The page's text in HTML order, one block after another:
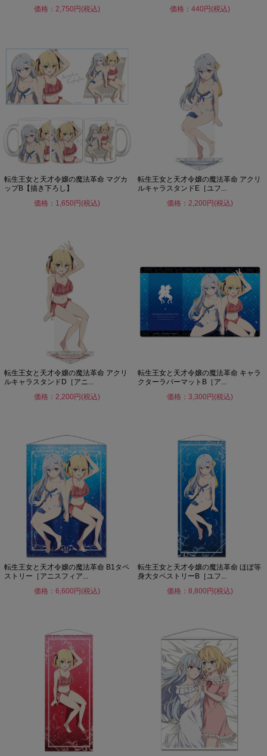
価格：2,750円(税込)
価格：440円(税込)
転生王女と天才令嬢の魔法革命 マグカ
ップB【描き下ろし】
価格：1,650円(税込)
転生王女と天才令嬢の魔法革命 アクリ
ルキャラスタンドE［ユフ...
価格：2,200円(税込)
転生王女と天才令嬢の魔法革命 アクリ
ルキャラスタンドD［アニ...
価格：2,200円(税込)
転生王女と天才令嬢の魔法革命 キャラ
クターラバーマットB［ア...
価格：3,300円(税込)
転生王女と天才令嬢の魔法革命 B1タペ
ストリー［アニスフィア...
価格：6,600円(税込)
転生王女と天才令嬢の魔法革命 ほぼ等
身大タペストリーB［ユフ...
価格：8,800円(税込)